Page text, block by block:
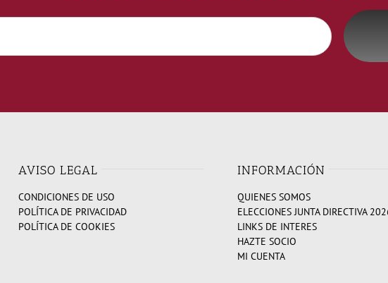
AVISO LEGAL
CONDICIONES DE USO
POLÍTICA DE PRIVACIDAD
POLÍTICA DE COOKIES
INFORMACIÓN
QUIENES SOMOS
ELECCIONES JUNTA DIRECTIVA
LINKS DE INTERES
HAZTE SOCIO
MI CUENTA